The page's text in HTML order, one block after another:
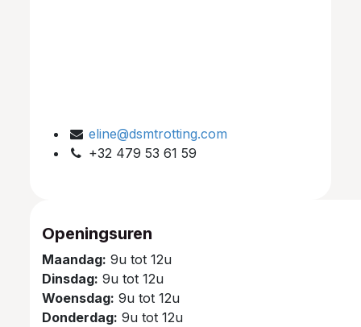
eline@dsmtrotting.com
+32 479 53 61 59
Openingsuren
Maandag: 9u tot 12u
Dinsdag: 9u tot 12u
Woensdag: 9u tot 12u
Donderdag: 9u tot 12u